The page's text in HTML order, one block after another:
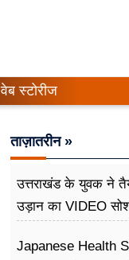
वेब स्टोरीज
ताज़ातरीन »
उत्तराखंड के युवक ने
उड़ान का VIDEO
Japanese Health